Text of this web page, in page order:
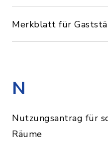
Merkblatt für
N
Nutzungsantrag für
Räume